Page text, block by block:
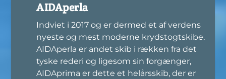
AIDAperla
Indviet i 2017 og er dermed et af verdens
nyeste og mest moderne krydstogtskibe.
AIDAperla er andet skib i rækken fra det
tyske rederi og ligesom sin forgænger,
AIDAprima er dette et helårsskib, der er